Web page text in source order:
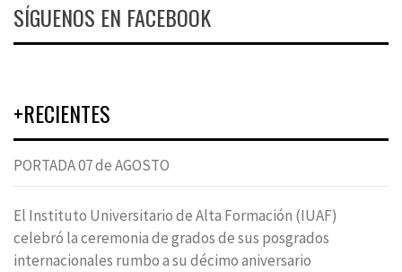
SÍGUENOS EN FACEBOOK
+RECIENTES
PORTADA 07 de AGOSTO
El Instituto Universitario de Alta Formación (IUAF)
celebró la ceremonia de grados de sus posgrados
internacionales rumbo a su décimo aniversario